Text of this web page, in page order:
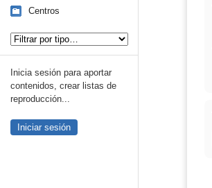
Centros
Inicia sesión para aportar
contenidos, crear listas de
reproducción...
Iniciar sesión